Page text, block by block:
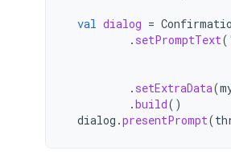
val dialog =
. setPromptText(
. setExtraData(
.build()
dialog .presentPrompt(